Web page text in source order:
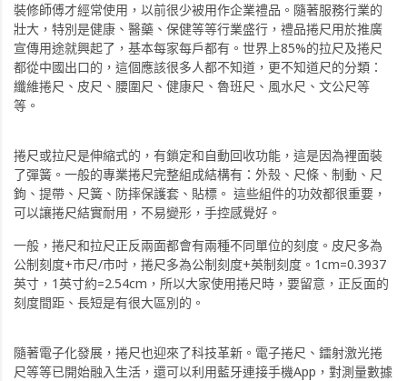
裝修師傅才經常使用，以前很少被用作企業禮品。隨著服務行業的
壯大，特別是健康、醫藥、保健等等行業盛行，禮品捲尺用於推廣
宣傳用途就興起了，基本每家每戶都有。世界上85%的拉尺及捲尺
都從中國出口的，這個應該很多人都不知道，更不知道尺的分類：
纖維捲尺、皮尺、腰圍尺、健康尺、魯班尺、風水尺、文公尺等
等。
捲尺或拉尺是伸縮式的，有鎖定和自動回收功能，這是因為裡面裝
了彈簧。一般的專業捲尺完整組成結構有：外殼、尺條、制動、尺
鉤、提帶、尺簧、防摔保護套、貼標。 這些組件的功效都很重要，
可以讓捲尺結實耐用，不易變形，手控感覺好。
一般，捲尺和拉尺正反兩面都會有兩種不同單位的刻度。皮尺多為
公制刻度+市尺/市吋，捲尺多為公制刻度+英制刻度。1cm=0.3937
英寸，1英寸約=2.54cm，所以大家使用捲尺時，要留意，正反面的
刻度間距、長短是有很大區別的。
隨著電子化發展，捲尺也迎來了科技革新。電子捲尺、鐳射激光捲
尺等等已開始融入生活，還可以利用藍牙連接手機App，對測量數據